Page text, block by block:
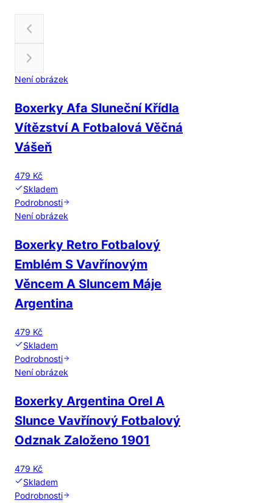
Není obrázek
Boxerky Afa Sluneční Křídla
Vítězství A Fotbalová Věčná
Vášeň
479 Kč
Skladem
Podrobnosti
Není obrázek
Boxerky Retro Fotbalový
Emblém S Vavřínovým
Věncem A Sluncem Máje
Argentina
479 Kč
Skladem
Podrobnosti
Není obrázek
Boxerky Argentina Orel A
Slunce Vavřínový Fotbalový
Odznak Založeno 1901
479 Kč
Skladem
Podrobnosti